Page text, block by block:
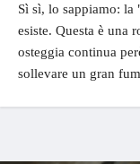
Sì sì, lo sappiamo: la
esiste. Questa è una
osteggia continua
sollevare un gran